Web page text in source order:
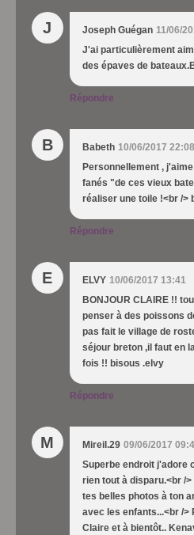
J Joseph Guégan 11/06/
J'ai particulièrement
des épaves de
Répondre
B Babeth 10/06/2017 22:08
Personnellement ,
fanés "de ces vieux
réaliser une toile !<br />
Répondre
E ELVY 10/06/2017 13:41
BONJOUR CLAIRE !!
penser à des poissons
pas fait le village de
séjour breton ,il faut en
fois !! bisous .elvy
Répondre
M Mireil.29 09/06/2017
Superbe endroit j'adore
rien tout à disparu.<br /
tes belles photos à ton
avec les enfants...<br />
Claire et à bientôt..